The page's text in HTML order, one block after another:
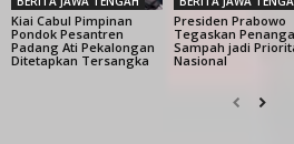
Kiai Cabul Pimpinan
Pondok Pesantren
Padang Ati Pekalongan
Ditetapkan Tersangka
Presiden Prabowo
Tegaskan
Sampah jadi
Nasional